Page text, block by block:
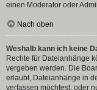
einen Moderator oder
Nach oben
Weshalb kann ich keine
Rechte für Dateianhänge
vergeben werden. Die
erlaubt, Dateianhänge in
verfassen möchtest, oder